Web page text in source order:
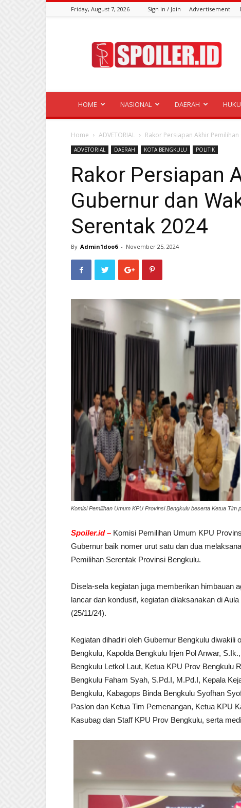
Friday, August 7, 2026 Sign in / Join Advertisement
HOME NASIONAL DAERAH
Home ADVETORIAL Rakor Persiapan Akhir
ADVETORIAL DAERAH KOTA BENGKULU POLITIK
Rakor Persiapan
Gubernur dan
Serentak 2024
By Admin1doo6 - November 25, 2024
Komisi Pemilihan Umum KPU Provinsi Bengkulu beserta Ketua Tim
Spoiler.id – Komisi Pemilihan Umum KPU
Gubernur baik nomer urut satu dan dua
Pemilihan Serentak Provinsi Bengkulu.
Disela-sela kegiatan juga memberikan himbauan
lancar dan kondusif, kegiatan dilaksanakan di
(25/11/24).
Kegiatan dihadiri oleh Gubernur Bengkulu
Bengkulu, Kapolda Bengkulu Irjen Pol Anwar,
Bengkulu Letkol Laut, Ketua KPU Prov Bengkulu
Bengkulu Faham Syah, S.Pd.I, M.Pd.I, Kepala
Bengkulu, Kabagops Binda Bengkulu Syofhan
Paslon dan Ketua Tim Pemenangan, Ketua KPU
Kasubag dan Staff KPU Prov Bengkulu, serta